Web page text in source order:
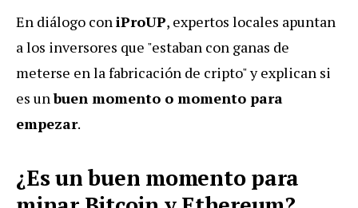
En diálogo coniProUP, expertos locales apuntan
a los inversores que "estaban con ganas de
meterse en la fabricación de cripto" y explican si
es unbuen momento o momento para
empezar.
¿Es un buen momento para